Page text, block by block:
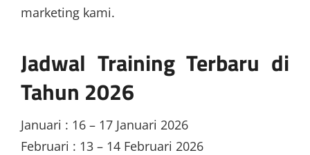
marketing kami.
Jadwal Training Terbaru di
Tahun 2026
Januari : 16 – 17 Januari 2026
Februari : 13 – 14 Februari 2026